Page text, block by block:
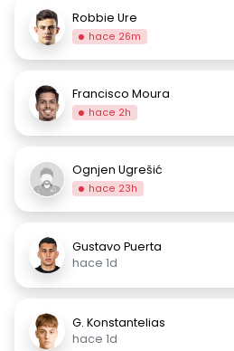
Robbie Ure
hace 26m
Francisco Moura
hace 2h
Ognjen Ugrešić
hace 23h
Gustavo Puerta
hace 1d
G. Konstantelias
hace 1d